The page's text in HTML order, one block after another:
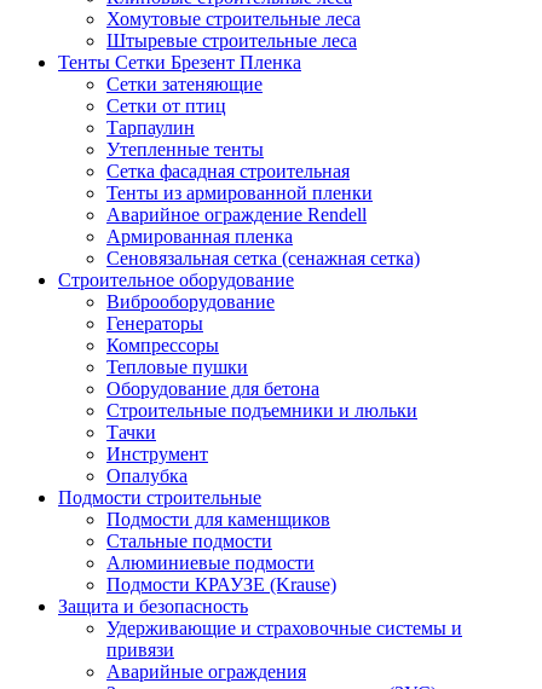
Хомутовые строительные леса
Штыревые строительные леса
Тенты Сетки Брезент Пленка
Сетки затеняющие
Сетки от птиц
Тарпаулин
Утепленные тенты
Сетка фасадная строительная
Тенты из армированной пленки
Аварийное ограждение Rendell
Армированная пленка
Сеновязальная сетка (сенажная сетка)
Строительное оборудование
Виброоборудование
Генераторы
Компрессоры
Тепловые пушки
Оборудование для бетона
Строительные подъемники и люльки
Тачки
Инструмент
Опалубка
Подмости строительные
Подмости для каменщиков
Стальные подмости
Алюминиевые подмости
Подмости КРАУЗЕ (Krause)
Защита и безопасность
Удерживающие и страховочные системы и
привязи
Аварийные ограждения